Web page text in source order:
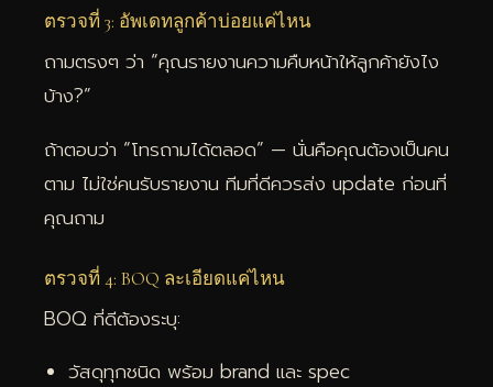
ตรวจที่ 3: อัพเดทลูกค้าบ่อยแค่ไหน
ถามตรงๆ ว่า “คุณรายงานความคืบหน้าให้ลูกค้ายังไง
บ้าง?”
ถ้าตอบว่า “โทรถามได้ตลอด” — นั่นคือคุณต้องเป็นคน
ตาม ไม่ใช่คนรับรายงาน ทีมที่ดีควรส่ง update ก่อนที่
คุณถาม
ตรวจที่ 4: BOQ ละเอียดแค่ไหน
BOQ ที่ดีต้องระบุ:
วัสดุทุกชนิด พร้อม brand และ spec